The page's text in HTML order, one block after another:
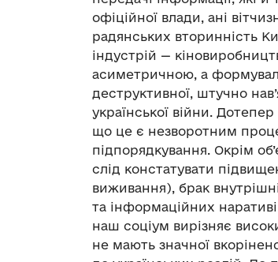
офіційної влади, ані
радянських вторинність
індустрій —
асиметричною, а
деструктивної, штучно
української війни.
що це є незворотним
підпорядкування. Окрім
слід констатувати
виживання), брак
та інформаційних
наш соціум вирізняє
не мають значної